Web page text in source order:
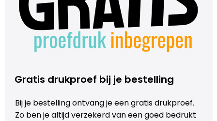
Promotietassen
Goodiebags
Gratis drukproef bij je bestelling
Bij je bestelling ontvang je een gratis drukproef.
Zo ben je altijd verzekerd van een goed bedrukt